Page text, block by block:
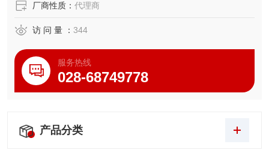
厂商性质： 代理商
访 问 量 ： 344
服务热线
028-68749778
产品分类